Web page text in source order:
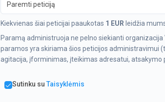
Paremti peticiją
Kiekvienas šiai peticijai paaukotas 1 EUR leidžia
Paramą administruoja ne pelno siekianti
paramos yra skiriama šios peticijos administravimui
agitacija, įforminimas, įteikimas adresatui, atsakymo
Sutinku su Taisyklėmis